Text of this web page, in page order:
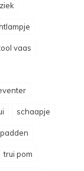
vaas
schaapje
trui pom